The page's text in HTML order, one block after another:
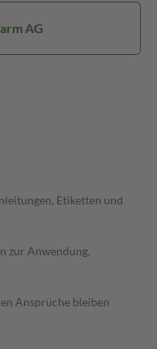
AG
Etiketten und
zur Anwendung,
Ansprüche bleiben